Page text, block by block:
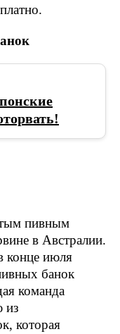
пивным
в Австралии.
конце июля
банок
команда
из
которая